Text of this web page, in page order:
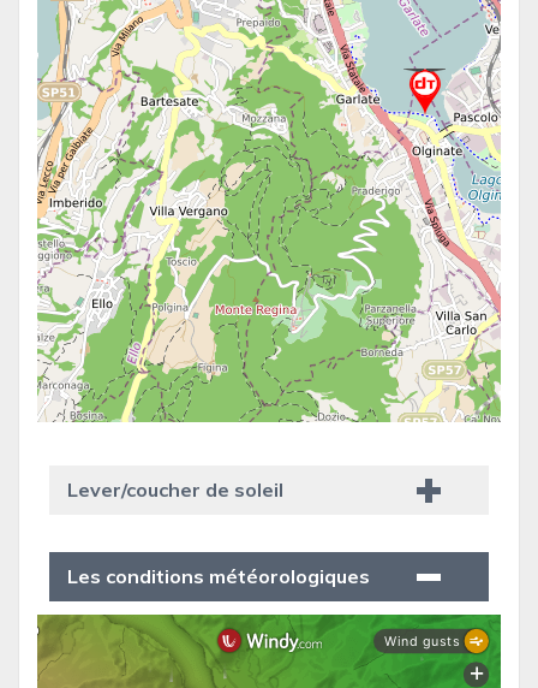
Lever/coucher de soleil
Les conditions météorologiques